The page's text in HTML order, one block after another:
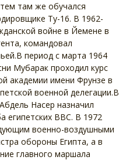
там же обучался
Ту-16. В 1962-
войне в Йемене в
командовал
период с марта 1964
Мубарак проходил курс
академии имени Фрунзе в
военной делегации.В
Насер назначил
египетских ВВС. В 1972
военно-воздушными
обороны Египта, а в
главного маршала